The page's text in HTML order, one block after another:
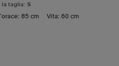
la taglia: S
85 cm Vita: 60 cm